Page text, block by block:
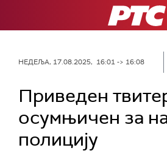
РТС
НЕДЕЉА, 17.08.2025, 16:01 -> 16:08
Приведен
осумњичен за
полицију